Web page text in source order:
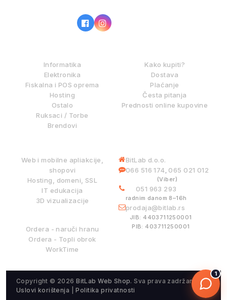
Informatika
Elektronika
Fiskalna i POS oprema
Hosting
Ostalo
Ruksaci / Torbe
Brendovi
Kako kupiti?
Dostava
Plaćanje
Česta pitanja
Prednosti online kupovine
Web i mobilne apliakcije,
shopovi
Hosting, domeni, SSL
IT edukacija
3D vizualizacije
Ordera - naruči hranu
Ordera - Topli obrok
WorkTime
BitLab d.o.o.
066 516 174, 065 021 012
(Viber)
051 963 293
radnim danom 8–16h
prodaja@bitlab.rs
JIB: 4403711250001
PIB: 403711250001
Copyright © 2026BitLab Web Shop. Sva prava zadržana.
Uslovi korištenja |Politika privatnosti
1